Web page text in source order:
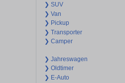
❯ SUV
❯ Van
❯ Pickup
❯ Transporter
❯ Camper
❯ Jahreswagen
❯ Oldtimer
❯ E-Auto